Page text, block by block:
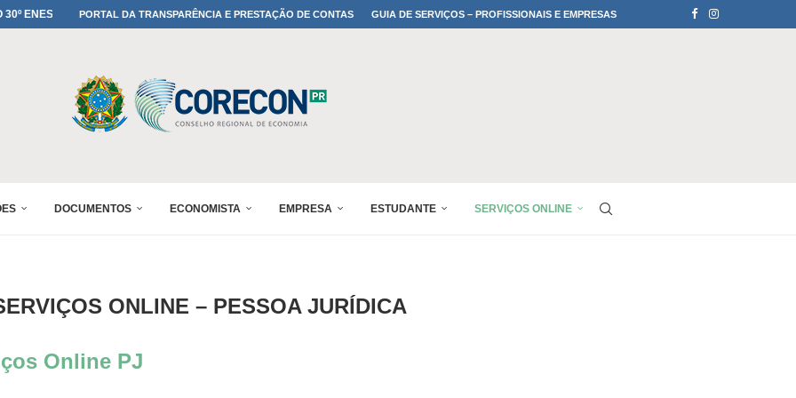
NO 30º ENESULPORTAL DA TRANSPARÊNCIA E PRESTAÇÃO DE CONTAS GUIA DE SERVIÇOS – PROFISSIONAIS E EMPRESAS
DOCUMENTOS ECONOMISTA EMPRESA ESTUDANTE SERVIÇOS ONLINE
ONLINE – PESSOA JURÍDICA
Online PJ